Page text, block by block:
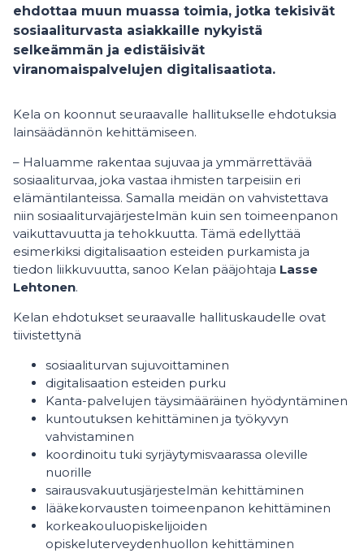
ehdottaa muun muassa toimia, jotka tekisivät
sosiaaliturvasta asiakkaille nykyistä
selkeämmän ja edistäisivät
viranomaispalvelujen digitalisaatiota.
Kela on koonnut seuraavalle hallitukselle ehdotuksia
lainsäädännön kehittämiseen.
– Haluamme rakentaa sujuvaa ja ymmärrettävää
sosiaaliturvaa, joka vastaa ihmisten tarpeisiin eri
elämäntilanteissa. Samalla meidän on vahvistettava
niin sosiaaliturvajärjestelmän kuin sen toimeenpanon
vaikuttavuutta ja tehokkuutta. Tämä edellyttää
esimerkiksi digitalisaation esteiden purkamista ja
tiedon liikkuvuutta, sanoo Kelan pääjohtaja Lasse
Lehtonen.
Kelan ehdotukset seuraavalle hallituskaudelle ovat
tiivistettynä
sosiaaliturvan sujuvoittaminen
digitalisaation esteiden purku
Kanta-palvelujen täysimääräinen hyödyntäminen
kuntoutuksen kehittäminen ja työkyvyn
vahvistaminen
koordinoitu tuki syrjäytymisvaarassa oleville
nuorille
sairausvakuutusjärjestelmän kehittäminen
lääkekorvausten toimeenpanon kehittäminen
korkeakouluopiskelijoiden
opiskeluterveydenhuollon kehittäminen